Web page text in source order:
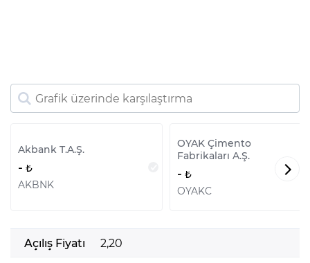
Akbank T.A.Ş.
-
AKBNK
OYAK Çimento
Fabrikaları A.Ş.
-
OYAKC
Açılış Fiyatı
2,20